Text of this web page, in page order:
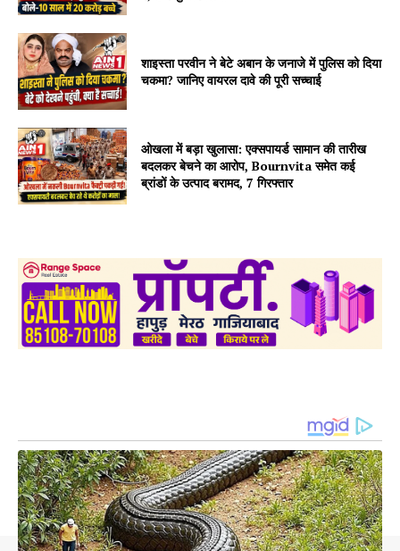
शाइस्ता परवीन ने बेटे अबान के जनाजे में पुलिस को दिया
चकमा? जानिए वायरल दावे की पूरी सच्चाई
ओखला में बड़ा खुलासा: एक्सपायर्ड सामान की तारीख
बदलकर बेचने का आरोप, Bournvita समेत कई
ब्रांडों के उत्पाद बरामद, 7 गिरफ्तार